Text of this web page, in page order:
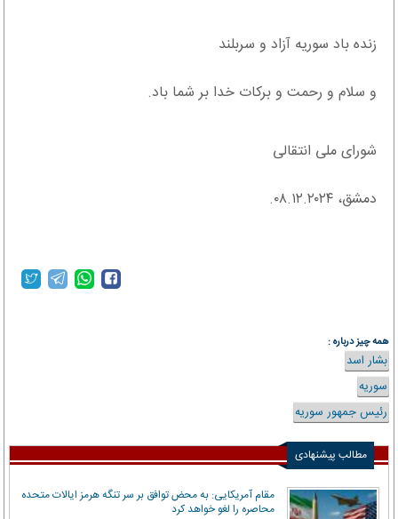
زنده باد سوریه آزاد و سربلند
و سلام و رحمت و برکات خدا بر شما باد.
شورای ملی انتقالی
دمشق، ۰۸.۱۲.۲۰۲۴.
همه چیز درباره :
بشار اسد
سوریه
رئیس جمهور سوریه
مطالب پیشنهادی
مقام آمریکایی: به محض توافق بر سر تنگه هرمز ایالات متحده
محاصره را لغو خواهد کرد